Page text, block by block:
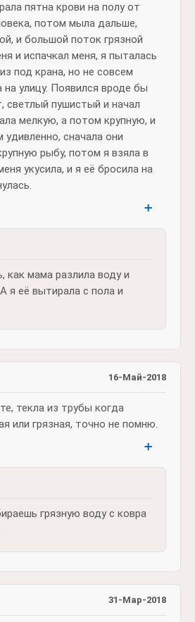
пятна крови на полу от
потом мыла дальше,
и большой поток грязной
и испачкал меня, я пыталась
под крана, но не совсем
улицу. Появился вроде бы
светлый пушистый и начал
мелкую, а потом крупную, и
удивленно, сначала они
рыбу, потом я взяла в
укусила, и я её бросила на
➕
как мама разлила воду и
я её вытирала с пола и
16-Май-2018
текла из трубы когда
или грязная, точно не помню.
➕
грязную воду с ковра
31-Мар-2018